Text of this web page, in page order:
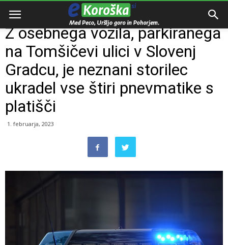
Domov
Z osebnega vozila, parkiranega
na Tomšičevi ulici v Slovenj
Gradcu, je neznani storilec
ukradel vse štiri pnevmatike s
platišči
1. februarja, 2023